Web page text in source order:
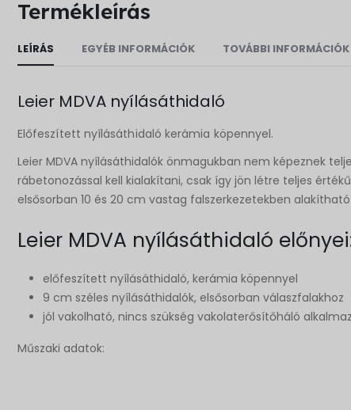
Termékleírás
LEÍRÁS EGYÉB INFORMÁCIÓK TOVÁBBI INFORMÁCIÓK
Leier MDVA nyílásáthidaló
Előfeszített nyílásáthidaló kerámia köpennyel.
Leier MDVA nyílásáthidalók önmagukban nem képeznek
rábetonozással kell kialakítani, csak így jön létre teljes
elsősorban 10 és 20 cm vastag falszerkezetekben
Leier MDVA nyílásáthidaló
előfeszített nyílásáthidaló, kerámia köpennyel
9 cm széles nyílásáthidalók, elsősorban válaszfalakhoz
jól vakolható, nincs szükség vakolaterősítőháló
Műszaki adatok: